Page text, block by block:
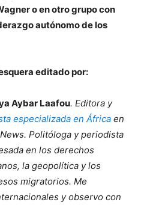
o en otro grupo con
autónomo de los
editado por:
Aybar Laafou. Editora y
especializada en África en
Politóloga y periodista
en los derechos
la geopolítica y los
migratorios. Me
y observo con